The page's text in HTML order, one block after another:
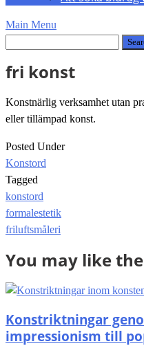
Main Menu
fri konst
Konstnärlig verksamhet utan
eller tillämpad konst.
Posted Under
Konstord
Tagged
konstord
Post
navigation
formalestetik
friluftsmåleri
You may like
Konstriktningar
impressionism till